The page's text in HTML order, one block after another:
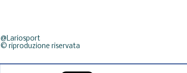
@Lariosport
© riproduzione riservata